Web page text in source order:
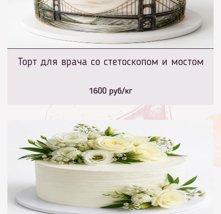
Торт для врача со стетоскопом и мостом
1600 руб/кг